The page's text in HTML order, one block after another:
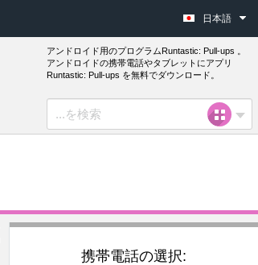
日本語
アンドロイド用のプログラムRuntastic: Pull-ups 。
アンドロイドの携帯電話やタブレットにアプリ
Runtastic: Pull-ups を無料でダウンロード。
携帯電話の選択: